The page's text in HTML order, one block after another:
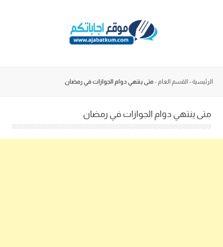
الرئيسية - القسم العام - متى ينتهي دوام الجوازات في رمضان
متى ينتهي دوام الجوازات في رمضان